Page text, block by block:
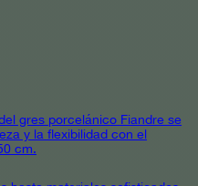
gres porcelánico Fiandre se
y la flexibilidad con el
cm.